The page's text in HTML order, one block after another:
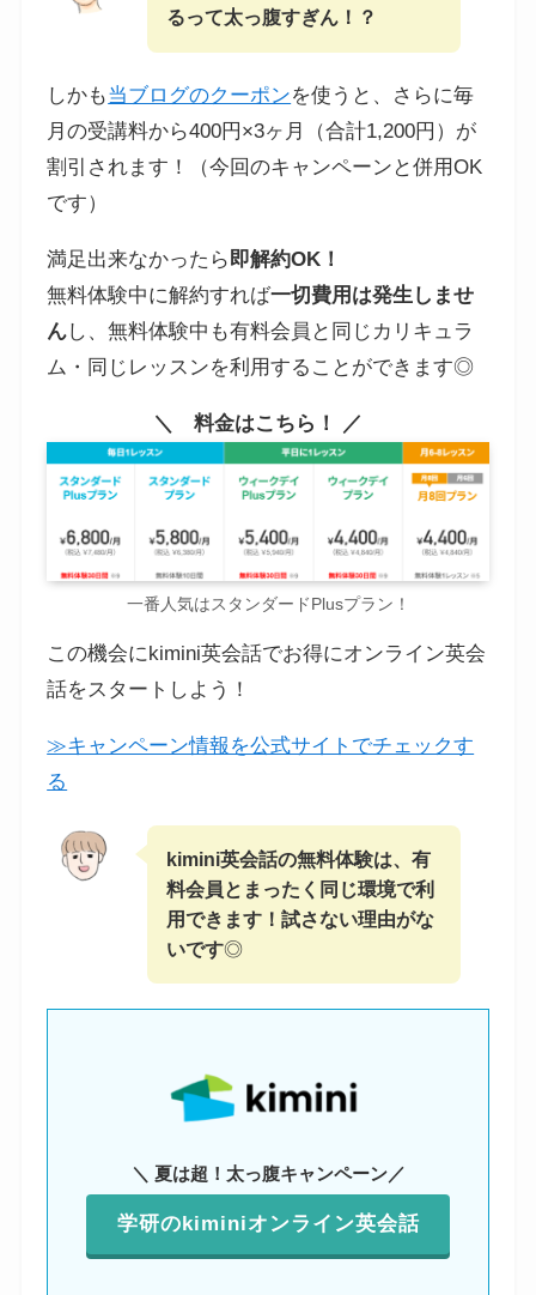
るって太っ腹すぎん！？
しかも当ブログのクーポンを使うと、さらに毎
月の受講料から400円×3ヶ月（合計1,200円）が
割引されます！（今回のキャンペーンと併用OK
です）
満足出来なかったら 即解約OK！
無料体験中に解約すれば一切費用は発生しませ
んし、無料体験中も有料会員と同じカリキュラ
ム・同じレッスンを利用することができます◎
＼ 料金はこちら！ ／
一番人気はスタンダードPlusプラン！
この機会にkimini英会話でお得にオンライン英会
話をスタートしよう！
≫キャンペーン情報を公式サイトでチェックす
る
kimini英会話の無料体験は、有
料会員とまったく同じ環境で利
用できます！試さない理由がな
いです◎
＼ 夏は超！太っ腹キャンペーン／
学研のkiminiオンライン英会話